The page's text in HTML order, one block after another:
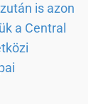
is azon
a Central